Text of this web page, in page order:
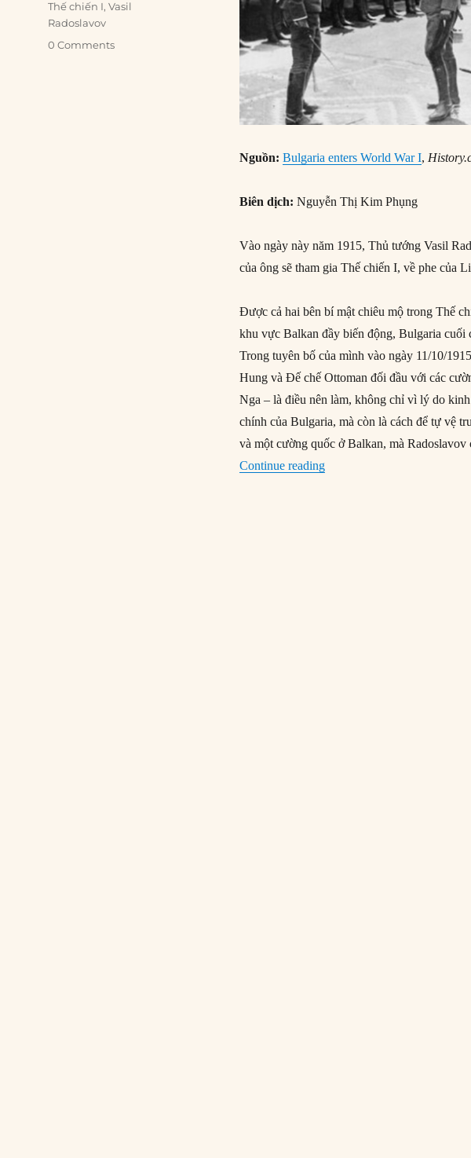
Nguồn:Bulgaria enters World War I,
Biên dịch: Nguyễn Thị Kim Phụng
Vào ngày này năm 1915, Thủ tướng Vasil
của ông sẽ tham gia Thế chiến I, về phe của
Được cả hai bên bí mật chiêu mộ trong Thế
khu vực Balkan đầy biến động, Bulgaria
Trong tuyên bố của mình vào ngày 11/10/
Hung và Đế chế Ottoman đối đầu với các
Nga – là điều nên làm, không chỉ vì lý do
chính của Bulgaria, mà còn là cách để tự vệ
và một cường quốc ở Balkan, mà
Continue reading“11/10/1915: Bulgaria chính
Thế chiến I,Vasil
Radoslavov
0 Comments